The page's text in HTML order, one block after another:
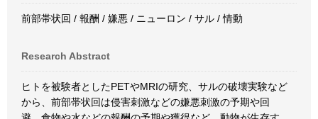
前部帯状回 / 報酬 / 嫌悪 / ニューロン / サル / 情動
Research Abstract
ヒトを被験者としたPETやMRIの研究、サルの破壊実験など
から、前部帯状回は侵害刺激などの嫌悪刺激の予期や回